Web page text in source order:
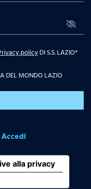
policyDI S.S. LAZIO*
DEL MONDO LAZIO
Accedi
alla privacy